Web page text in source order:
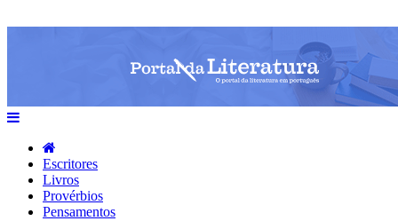
Escritores
Livros
Provérbios
Pensamentos